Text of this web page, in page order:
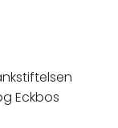
Eckbos